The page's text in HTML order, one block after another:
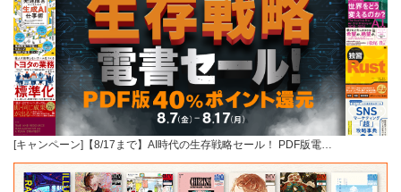
[キャンペーン]【8/17まで】AI時代の生存戦略セール！ PDF版電…